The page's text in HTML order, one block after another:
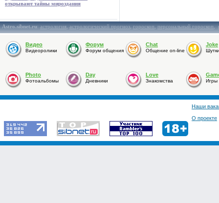
открывают тайны мироздания
Astro.sibnet.ru:астрология,астрологический прогноз,гороскоп,персональный гороскоп,
Видео
Видеоролики
Форум
Форум общения
Chat
Общение on-line
Joke
Photo
Фотоальбомы
Day
Дневники
Love
Знакомства Игры
Наши
О проекте